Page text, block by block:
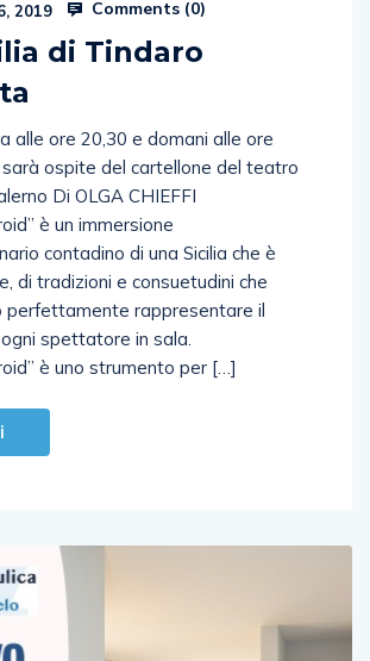
2019
di Tindaro
alle ore 20,30 e domani alle ore
ospite del cartellone del teatro
Di OLGA CHIEFFI
è un immersione
contadino di una Sicilia che è
di tradizioni e consuetudini che
rappresentare il
spettatore in sala.